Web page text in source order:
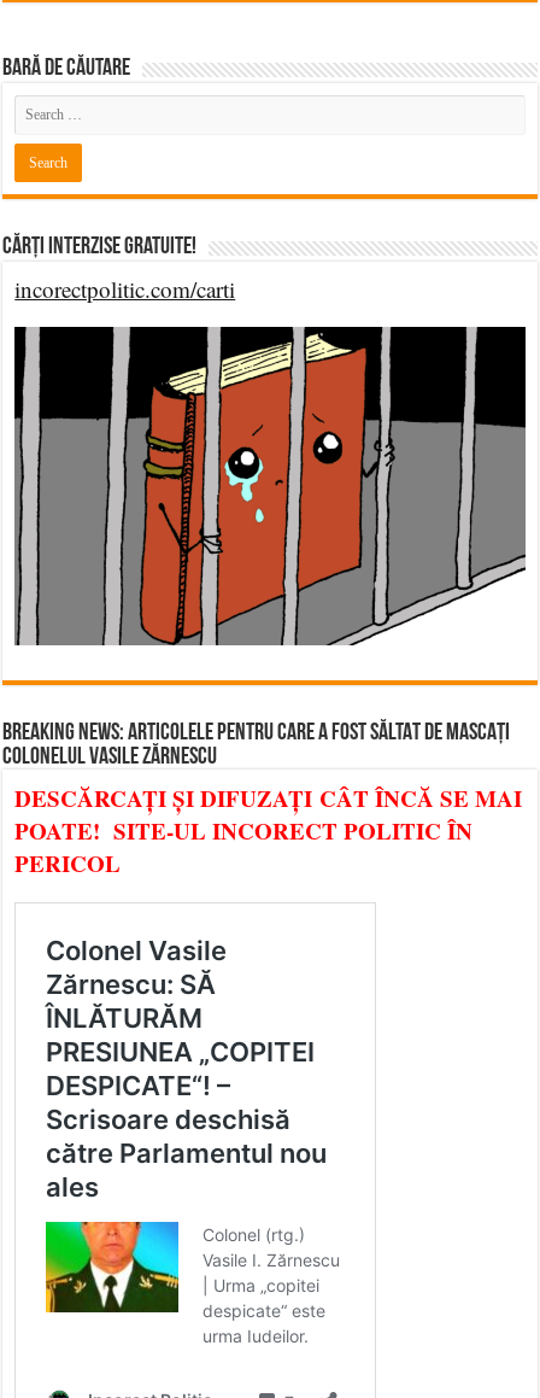
BARĂ DE CĂUTARE
Cărți Interzise Gratuite!
incorectpolitic.com/carti
BREAKING NEWS: ARTICOLELE PENTRU CARE A FOST SĂLTAT DE MASCAȚI
COLONELUL VASILE ZĂRNESCU
DESCĂRCAȚI ȘI DIFUZAȚI CÂT ÎNCĂ SE MAI
POATE! SITE-UL INCORECT POLITIC ÎN
PERICOL